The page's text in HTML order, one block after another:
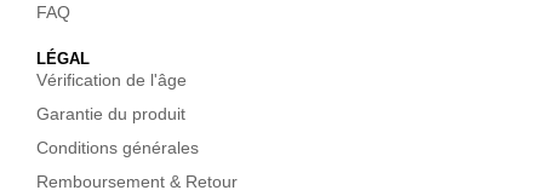
FAQ
LÉGAL
Vérification de l'âge
Garantie du produit
Conditions générales
Remboursement & Retour